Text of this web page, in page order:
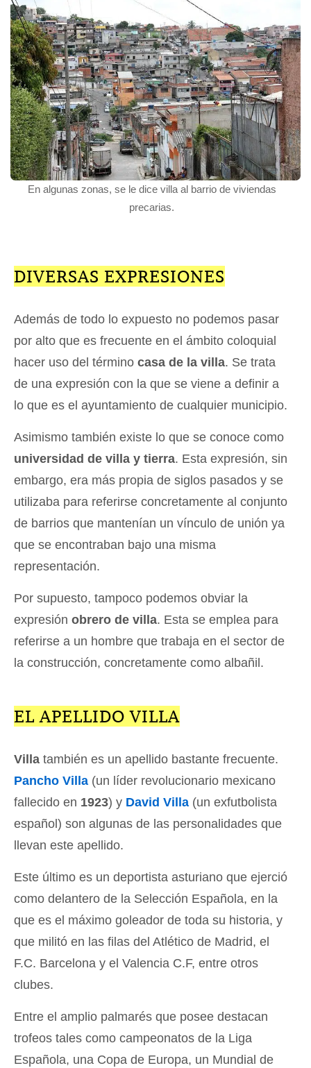
En algunas zonas, se le dice villa al barrio de viviendas
precarias.
DIVERSAS EXPRESIONES
Además de todo lo expuesto no podemos pasar
por alto que es frecuente en el ámbito coloquial
hacer uso del término casa de la villa. Se trata
de una expresión con la que se viene a definir a
lo que es el ayuntamiento de cualquier municipio.
Asimismo también existe lo que se conoce como
universidad de villa y tierra. Esta expresión, sin
embargo, era más propia de siglos pasados y se
utilizaba para referirse concretamente al conjunto
de barrios que mantenían un vínculo de unión ya
que se encontraban bajo una misma
representación.
Por supuesto, tampoco podemos obviar la
expresión obrero de villa. Esta se emplea para
referirse a un hombre que trabaja en el sector de
la construcción, concretamente como albañil.
EL APELLIDO VILLA
Villa también es un apellido bastante frecuente.
Pancho Villa (un líder revolucionario mexicano
fallecido en 1923) y David Villa (un exfutbolista
español) son algunas de las personalidades que
llevan este apellido.
Este último es un deportista asturiano que ejerció
como delantero de la Selección Española, en la
que es el máximo goleador de toda su historia, y
que militó en las filas del Atlético de Madrid, el
F.C. Barcelona y el Valencia C.F, entre otros
clubes.
Entre el amplio palmarés que posee destacan
trofeos tales como campeonatos de la Liga
Española, una Copa de Europa, un Mundial de